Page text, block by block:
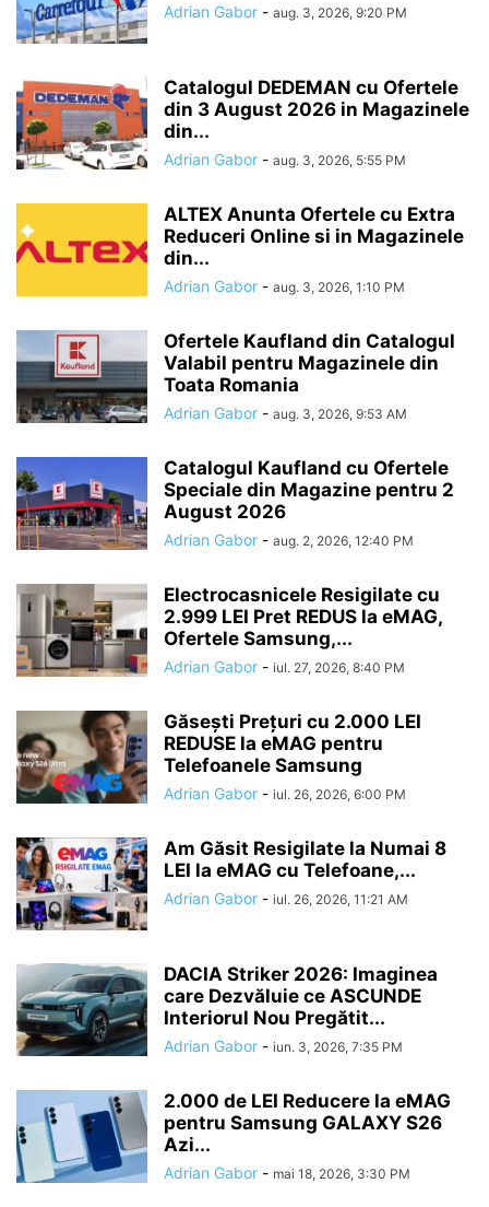
Adrian Gabor - aug. 3, 2026, 9:20 PM
Catalogul DEDEMAN cu Ofertele
din 3 August 2026 in Magazinele
din...
Adrian Gabor - aug. 3, 2026, 5:55 PM
ALTEX Anunta Ofertele cu Extra
Reduceri Online si in Magazinele
din...
Adrian Gabor - aug. 3, 2026, 1:10 PM
Ofertele Kaufland din Catalogul
Valabil pentru Magazinele din
Toata Romania
Adrian Gabor - aug. 3, 2026, 9:53 AM
Catalogul Kaufland cu Ofertele
Speciale din Magazine pentru 2
August 2026
Adrian Gabor - aug. 2, 2026, 12:40 PM
Electrocasnicele Resigilate cu
2.999 LEI Pret REDUS la eMAG,
Ofertele Samsung,...
Adrian Gabor - iul. 27, 2026, 8:40 PM
Găsești Prețuri cu 2.000 LEI
REDUSE la eMAG pentru
Telefoanele Samsung
Adrian Gabor - iul. 26, 2026, 6:00 PM
Am Găsit Resigilate la Numai 8
LEI la eMAG cu Telefoane,...
Adrian Gabor - iul. 26, 2026, 11:21 AM
DACIA Striker 2026: Imaginea
care Dezvăluie ce ASCUNDE
Interiorul Nou Pregătit...
Adrian Gabor - iun. 3, 2026, 7:35 PM
2.000 de LEI Reducere la eMAG
pentru Samsung GALAXY S26
Azi...
Adrian Gabor - mai 18, 2026, 3:30 PM